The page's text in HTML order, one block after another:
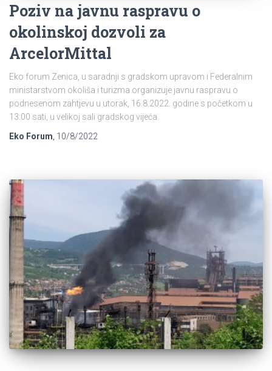
Poziv na javnu raspravu o
okolinskoj dozvoli za
ArcelorMittal
Eko forum Zenica, u saradnji s gradskom upravom i Federalnim
ministarstvom okoliša i turizma organizuje javnu raspravu o
podnesenom zahtjevu u utorak, 16.8.2022. godine s početkom u
13:00 sati, u velikoj sali gradskog vijeća.
Eko Forum, 10/8/2022